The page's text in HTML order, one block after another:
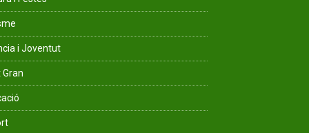
i Joventut
Gran